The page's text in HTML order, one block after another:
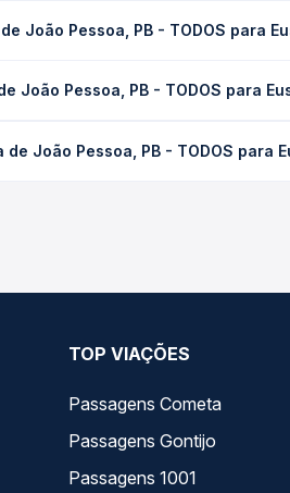
João Pessoa, PB - TODOS para
Na Quero Passagem você
João Pessoa, PB - TODOS para
Quero Passagem você compara
João Pessoa, PB - TODOS para
TOP VIAÇÕES
Passagens Cometa
Passagens Gontijo
Passagens 1001